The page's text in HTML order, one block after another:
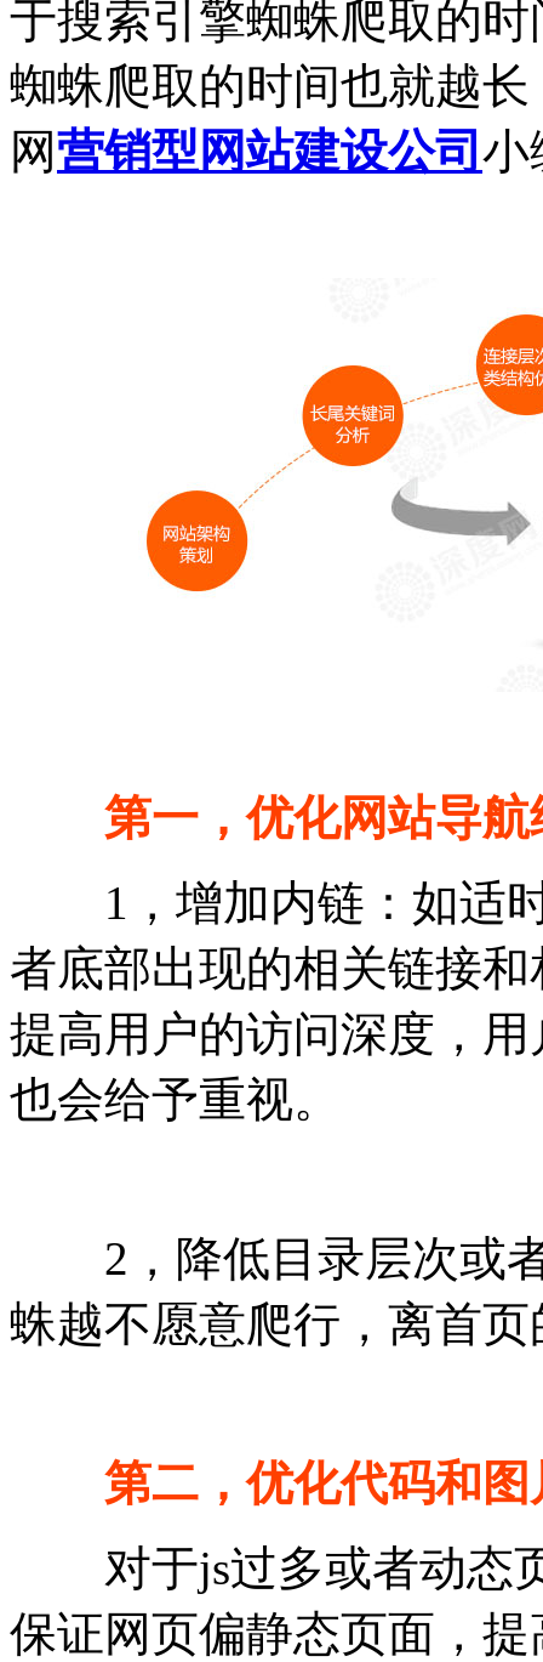
于搜索引擎蜘蛛爬取的
蜘蛛爬取的时间也就越
网营销型网站建设公司 小
第一，优化网站导航
1，增加内链：如适时
者底部出现的相关链接
提高用户的访问深度，
也会给予重视。
2，降低目录层次或者
蛛越不愿意爬行，离首
第二，优化代码和图
对于js过多或者动态
保证网页偏静态页面，